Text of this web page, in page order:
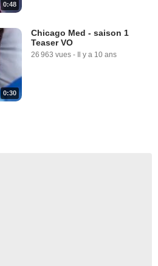
0:48
0:30
Chicago Med - saison 1
Teaser VO
26 963 vues - Il y a 10 ans